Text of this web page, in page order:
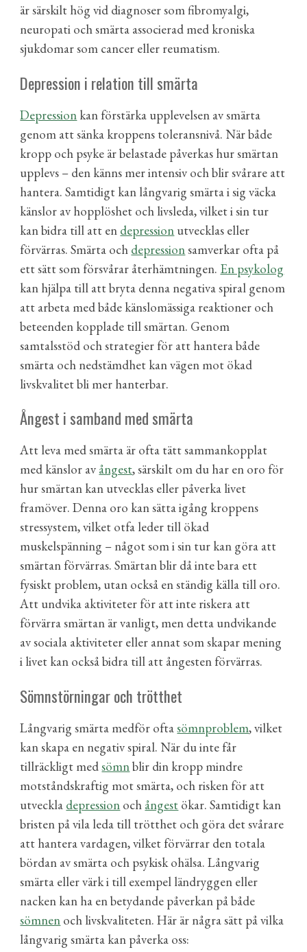
är särskilt hög vid diagnoser som fibromyalgi,
neuropati och smärta associerad med kroniska
sjukdomar som cancer eller reumatism.
Depression i relation till smärta
Depression kan förstärka upplevelsen av smärta
genom att sänka kroppens toleransnivå. När både
kropp och psyke är belastade påverkas hur smärtan
upplevs – den känns mer intensiv och blir svårare att
hantera. Samtidigt kan långvarig smärta i sig väcka
känslor av hopplöshet och livsleda, vilket i sin tur
kan bidra till att en depression utvecklas eller
förvärras. Smärta och depressionsamverkar ofta på
ett sätt som försvårar återhämtningen. En psykolog
kan hjälpa till att bryta denna negativa spiral genom
att arbeta med både känslomässiga reaktioner och
beteenden kopplade till smärtan. Genom
samtalsstöd och strategier för att hantera både
smärta och nedstämdhet kan vägen mot ökad
livskvalitet bli mer hanterbar.
Ångest i samband med smärta
Att leva med smärta är ofta tätt sammankopplat
med känslor av ångest, särskilt om du har en oro för
hur smärtan kan utvecklas eller påverka livet
framöver. Denna oro kan sätta igång kroppens
stressystem, vilket otfa leder till ökad
muskelspänning – något som i sin tur kan göra att
smärtan förvärras. Smärtan blir då inte bara ett
fysiskt problem, utan också en ständig källa till oro.
Att undvika aktiviteter för att inte riskera att
förvärra smärtan är vanligt, men detta undvikande
av sociala aktiviteter eller annat som skapar mening
i livet kan också bidra till att ångesten förvärras.
Sömnstörningar och trötthet
Långvarig smärta medför oftasömnproblem, vilket
kan skapa en negativ spiral. När du inte får
tillräckligt medsömnblir din kropp mindre
motståndskraftig mot smärta, och risken för att
utveckla depression och ångest ökar. Samtidigt kan
bristen på vila leda till trötthet och göra det svårare
att hantera vardagen, vilket förvärrar den totala
bördan av smärta och psykisk ohälsa.Långvarig
smärta eller värk i till exempel ländryggen eller
nacken kan ha en betydande påverkan på både
sömnen och livskvaliteten. Här är några sätt på vilka
långvarig smärta kan påverka oss: